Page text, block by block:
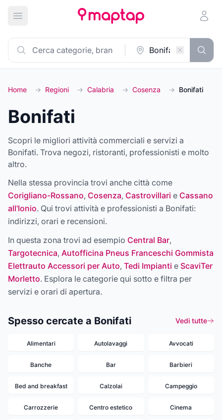
Apri menu principale
Home → Regioni → Calabria → Cosenza → Bonifati
Bonifati
Scopri le migliori attività commerciali e servizi a
Bonifati. Trova negozi, ristoranti, professionisti e molto
altro.
Nella stessa provincia trovi anche città come
Corigliano-Rossano, Cosenza, Castrovillari e Cassano
all'Ionio. Qui trovi attività e professionisti a Bonifati:
indirizzi, orari e recensioni.
In questa zona trovi ad esempio Central Bar,
Targotecnica, Autofficina Pneus Franceschi Gommista
Elettrauto Accessori per Auto, Tedi Impianti e ScaviTer
Morletto. Esplora le categorie qui sotto e filtra per
servizi e orari di apertura.
Spesso cercate a Bonifati Vedi tutte
Alimentari Autolavaggi Avvocati
Banche Bar Barbieri
Bed and breakfast Calzolai Campeggio
Carrozzerie Centro estetico Cinema